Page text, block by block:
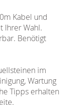
Kabel und
Ihrer Wahl.
Benötigt
im
Wartung
Tipps erhalten